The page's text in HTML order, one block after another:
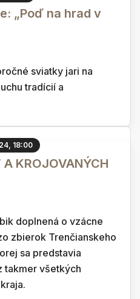
„Poď na hrad v
sviatky jari na
tradícií a
18:00
KROJOVANÝCH
doplnená o vzácne
zbierok Trenčianskeho
sa predstavia
takmer všetkých